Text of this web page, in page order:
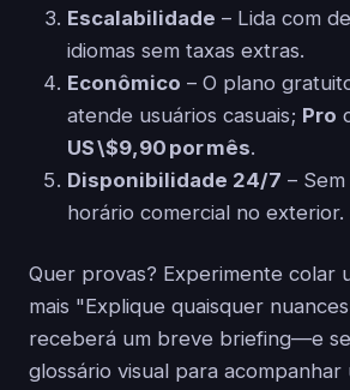
Escalabilidade – Lida com
idiomas sem taxas extras.
Econômico – O plano
atende usuários casuais; Pro
US \$9,90 por mês.
Disponibilidade 24/7 –
horário comercial no exterior.
Quer provas? Experimente colar
mais "Explique quaisquer
receberá um breve briefing—e
glossário visual para acompanhar